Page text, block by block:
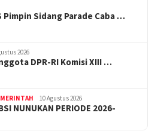
Pimpin Sidang Parade Caba …
2026
DPR-RI Komisi XIII …
10 Agustus 2026
NUNUKAN PERIODE 2026-